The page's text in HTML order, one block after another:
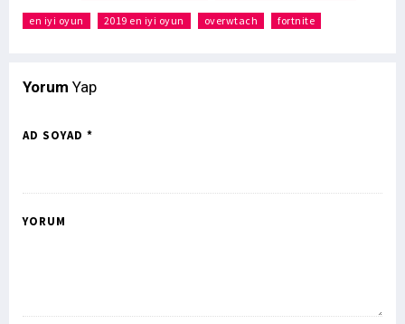
en iyi oyun 2019 en iyi oyun overwtach fortnite
Yorum Yap
AD SOYAD *
YORUM